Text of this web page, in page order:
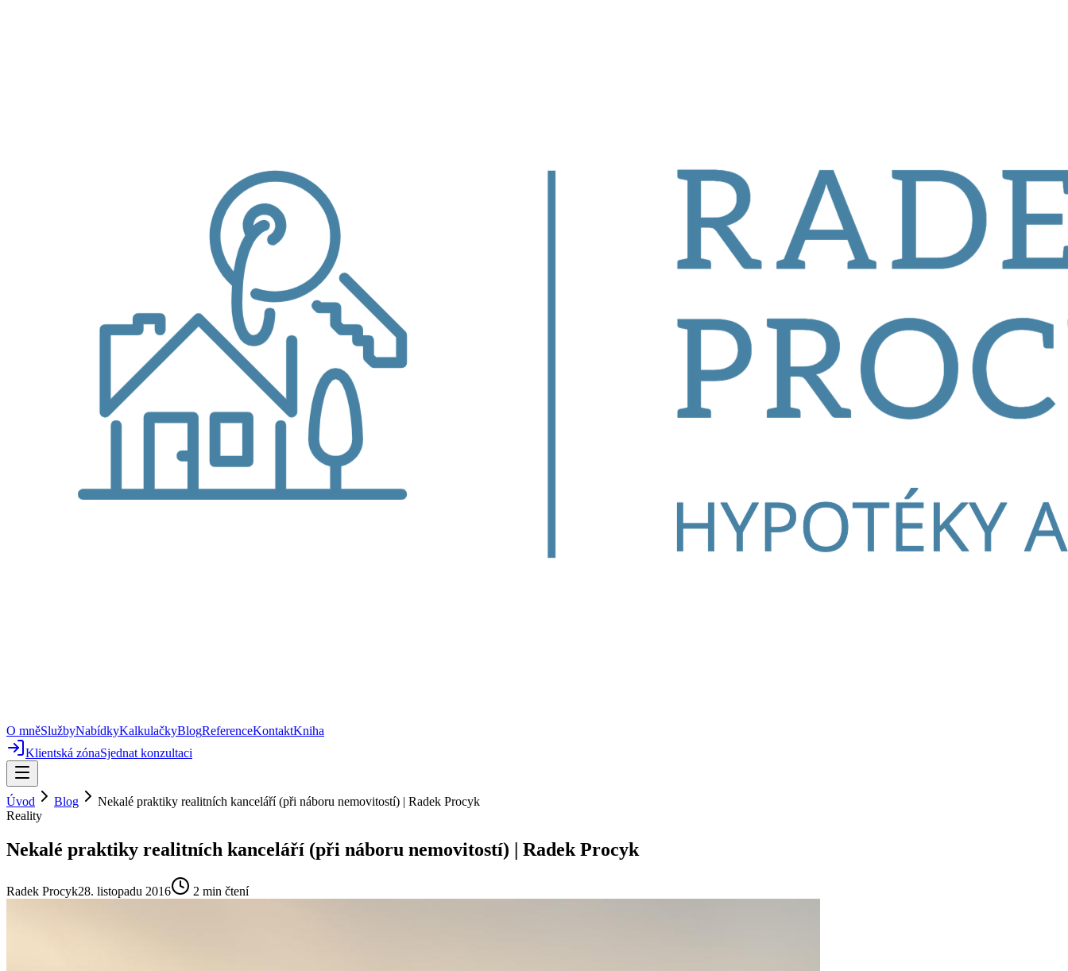
O mněSlužbyNabídkyKalkulačkyBlogReferenceKontaktKniha
Klientská zónaSjednat konzultaci
Úvod Blog
Nekalé praktiky realitních kanceláří (při náboru nemovitostí) | Radek Procyk
Reality
Nekalé praktiky realitních kanceláří (při náboru nemovitostí) | Radek Procyk
Radek Procyk28. listopadu 2016 2 min čtení